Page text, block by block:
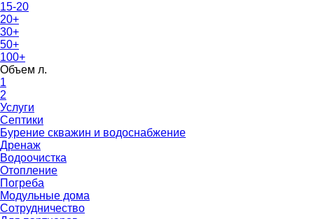
15-20
20+
30+
50+
100+
Объем л.
1
2
Услуги
Септики
Бурение скважин и водоснабжение
Дренаж
Водоочистка
Отопление
Погреба
Модульные дома
Сотрудничество